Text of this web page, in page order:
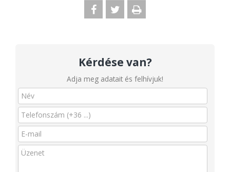
Kérdése van?
Adja meg adatait és felhívjuk!